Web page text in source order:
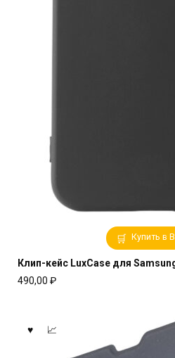
Купить в
Клип-кейс LuxCase для
490,00 ₽